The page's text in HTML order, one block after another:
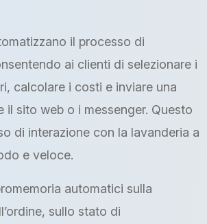
il processo di
ai clienti di selezionare i
calcolare i costi e inviare una
il sito web o i messenger. Questo
di interazione con la lavanderia a
e veloce.
automatici sulla
sullo stato di